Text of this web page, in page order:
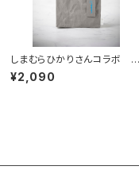
しまむらひかりさんコラボ
ニトート グレー（はな）
¥2,090